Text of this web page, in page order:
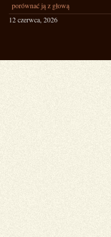
porównać ją z głową
12 czerwca, 2026